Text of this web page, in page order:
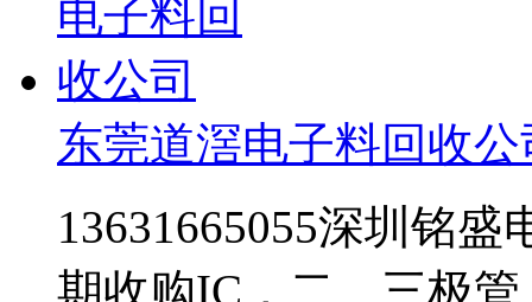
东莞道滘电子料回收公
13631665055深圳铭盛
期收购IC，二、三极